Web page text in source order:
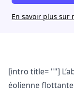
En savoir plus sur
16
[intro title= ""]
éolienne